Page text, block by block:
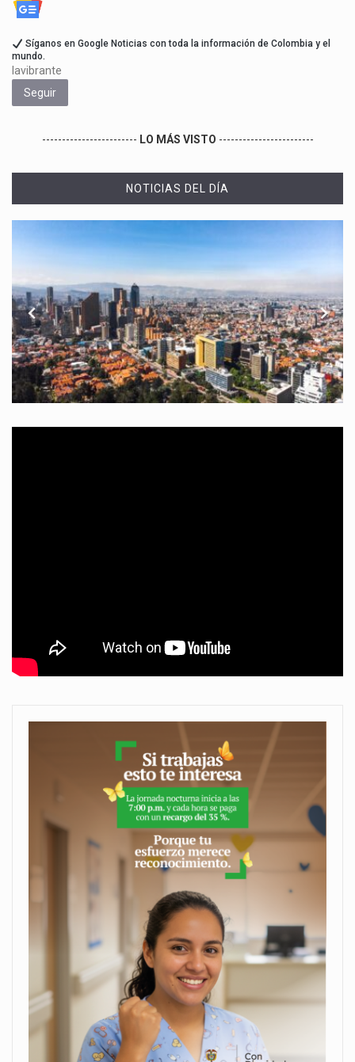
Síganos en Google Noticias con toda la información de Colombia y el
mundo.
lavibrante
Seguir
------------------------ LO MÁS VISTO ------------------------
NOTICIAS DEL DÍA